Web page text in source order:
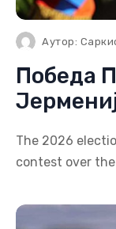
Аутор:
Победа
The 2026
contest over